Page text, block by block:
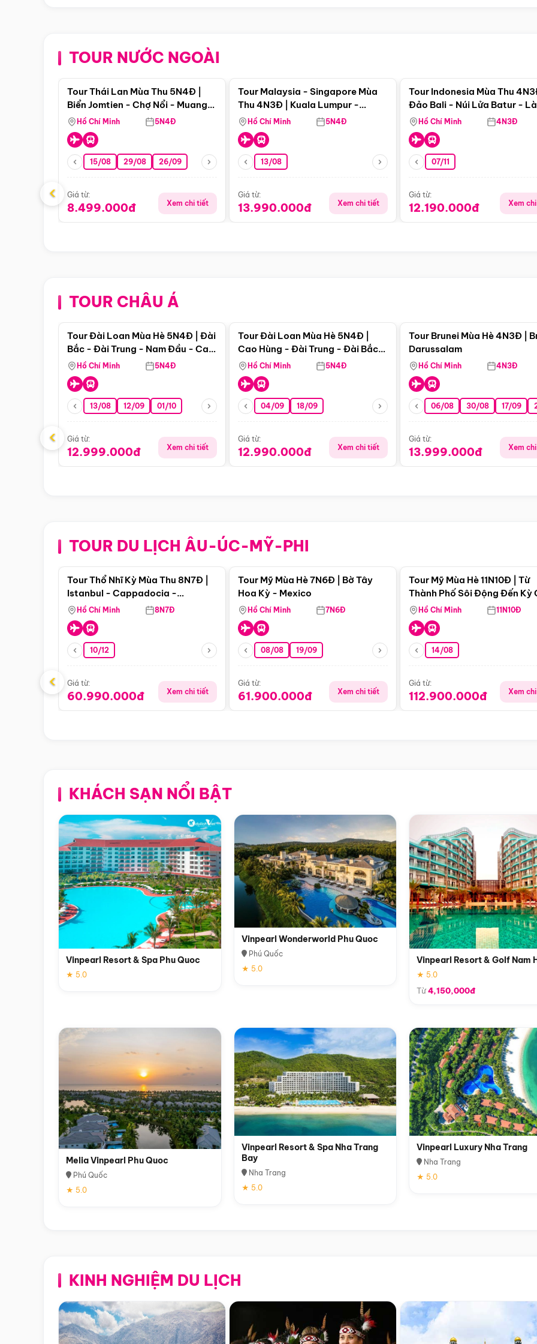
TOUR NƯỚC NGOÀI
Điểm nổi bật
Tour Thái Lan Mùa Thu 5N4Đ |
Biển Jomtien - Chợ Nổi - Muang
Boran - Suanthai
Hồ Chí Minh 5N4Đ
15/08 29/08 26/09
Giá từ:
8.499.000đ Xem chi tiết
Tour Malaysia - Singapore Mùa
Thu 4N3Đ | Kuala Lumpur -
Malacca - Johor Baru -
Singapore
Hồ Chí Minh 5N4Đ
13/08
Giá từ:
13.990.000đ Xem chi tiết
Tour Indonesia Mùa Thu
Đảo Bali - Núi Lửa Batur -
Penglipuran
Hồ Chí Minh 4N3Đ
07/11
Giá từ:
12.190.000đ Xem
‹
TOUR CHÂU ÁĐiểm nổi bật
Tour Đài Loan Mùa Hè 5N4Đ | Đài
Bắc - Đài Trung - Nam Đầu - Cao
Hùng ( Bay Vn)
Hồ Chí Minh 5N4Đ
13/08 12/09 01/10
Giá từ:
12.999.000đ Xem chi tiết
Tour Đài Loan Mùa Hè 5N4Đ |
Cao Hùng - Đài Trung - Đài Bắc
(Bay Vj)
Hồ Chí Minh 5N4Đ
04/09 18/09
Giá từ:
12.990.000đ Xem chi tiết
Tour Brunei Mùa Hè 4N3Đ |
Darussalam
Hồ Chí Minh 4N3Đ
06/08 30/08 17/09
Giá từ:
13.999.000đ Xem
‹
TOUR DU LỊCH ÂU-ÚC-MỸ-PHI
Điểm nổi bật
Tour Thổ Nhĩ Kỳ Mùa Thu 8N7Đ |
Istanbul - Cappadocia -
Pamukkale
Hồ Chí Minh 8N7Đ
10/12
Giá từ:
60.990.000đ Xem chi tiết
Tour Mỹ Mùa Hè 7N6Đ | Bờ Tây
Hoa Kỳ - Mexico
Hồ Chí Minh 7N6Đ
08/08 19/09
Giá từ:
61.900.000đ Xem chi tiết
Tour Mỹ Mùa Hè 11N10Đ | Từ
Thành Phố Sôi Động Đến Kỳ
Thiên Nhiên Mỹ
Hồ Chí Minh 11N10Đ
14/08
Giá từ:
112.900.000đ Xem
‹
KHÁCH SẠN NỔI BẬT
Vinpearl Resort & Spa Phu Quoc
★ 5.0
Vinpearl Wonderworld Phu Quoc
Phú Quốc
★ 5.0
Vinpearl Resort & Golf Nam
★ 5.0
Từ4,150,000đ
Melia Vinpearl Phu Quoc
Phú Quốc
★ 5.0
Vinpearl Resort & Spa Nha Trang
Bay
Nha Trang
★ 5.0
Vinpearl Luxury Nha Trang
Nha Trang
★ 5.0
KINH NGHIỆM DU LỊCH